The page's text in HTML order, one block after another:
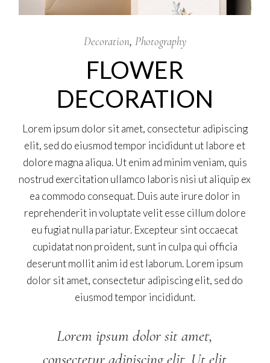
Decoration Photography
FLOWER
DECORATION
Lorem ipsum dolor sit amet, consectetur adipiscing
elit, sed do eiusmod tempor incididunt ut labore et
dolore magna aliqua. Ut enim ad minim veniam, quis
nostrud exercitation ullamco laboris nisi ut aliquip ex
ea commodo consequat. Duis aute irure dolor in
reprehenderit in voluptate velit esse cillum dolore
eu fugiat nulla pariatur. Excepteur sint occaecat
cupidatat non proident, sunt in culpa qui officia
deserunt mollit anim id est laborum. Lorem ipsum
dolor sit amet, consectetur adipiscing elit, sed do
eiusmod tempor incididunt.
Lorem ipsum dolor sit amet,